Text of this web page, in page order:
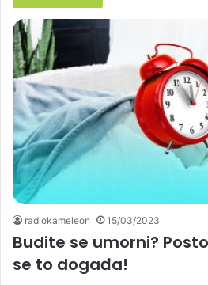
radiokameleon 15/03/2023
Budite se umorni?
se to događa!